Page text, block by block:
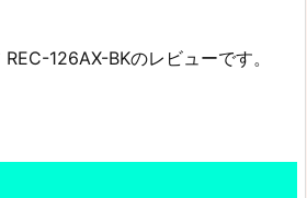
126AX-BKのレビューです。